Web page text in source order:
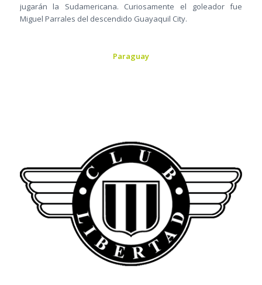
jugarán la Sudamericana. Curiosamente el goleador fue
Miguel Parrales del descendido Guayaquil City.
Paraguay